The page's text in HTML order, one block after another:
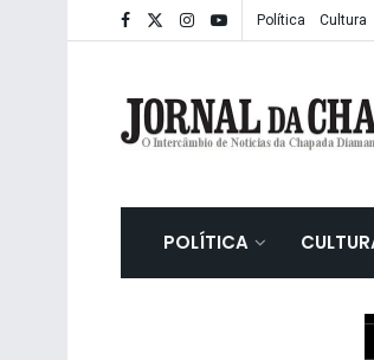
Política Cultura
POLÍTICA